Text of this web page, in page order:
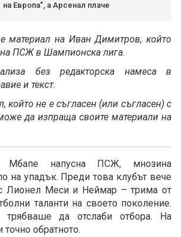
на Европа", а Арсенал плаче
материал на Иван Димитров, който
ПСЖ в Шампионска лига.
без редакторска намеса в
и текст.
който не е съгласен (или съгласен) с
да изпраща своите материали на
Мбапе напусна ПСЖ, мнозина
на упадък. Преди това клубът вече
Лионел Меси и Неймар – трима от
таланти на своето поколение.
трябваше да отслаби отбора. На
точно обратното.